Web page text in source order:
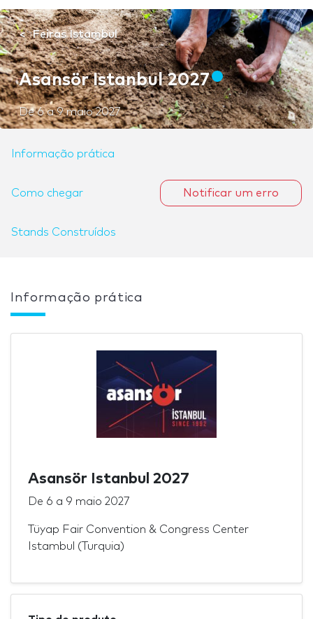
Feiras Istambul
Asansör Istanbul 2027
De6a9 maio 2027
Informação prática
Como chegar
Stands Construídos
Notificar um erro
Informação prática
Asansör Istanbul 2027
De 6 a 9 maio 2027
Tüyap Fair Convention & Congress Center
Istambul (Turquia)